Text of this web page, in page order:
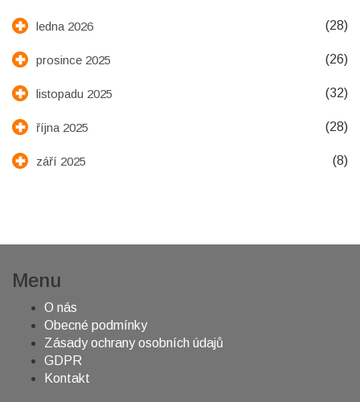
ledna 2026 (28)
prosince 2025 (26)
listopadu 2025 (32)
října 2025 (28)
září 2025 (8)
Menu
O nás
Obecné podmínky
Zásady ochrany osobních údajů
GDPR
Kontakt